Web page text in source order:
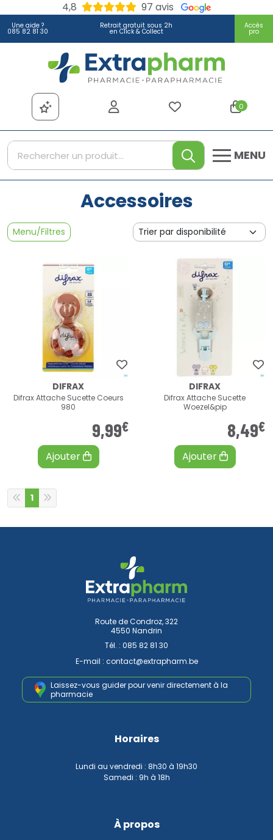
4,8 97 avis
Une aide ?
085 82 81 30
Retrait gratuit sous 2h
en Click & Collect
Accès
pro
Extrapharm Votre
0
MENU
Accessoires
Menu/Filtres
DIFRAX
Difrax Attache Sucette Coeurs
980
9,99€
Ajouter
DIFRAX
Difrax Attache Sucette
Woezel&pip
8,49€
Ajouter
1
Route de Condroz, 322
4550 Nandrin
Tél. : 085 82 81 30
E-mail : contact@extrapharm.be
Laissez-vous guider pour venirdirectement à la
pharmacie
Horaires
Lundi au vendredi : 8h30 à 19h30
Samedi : 9h à 18h
À propos